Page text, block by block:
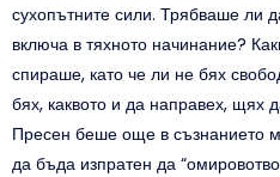
сухопътните сили. Трябваше ли
включа в тяхното начинание?
спираше, като че ли не бях
бях, каквото и да направех, щях
Пресен беше още в съзнанието
да бъда изпратен да